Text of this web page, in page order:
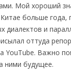
Мой хороший
больше года,
диалектов и
оттуда
YouTube. Важно
ними будущее.